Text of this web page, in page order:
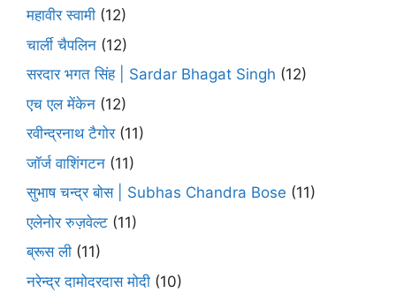
महावीर स्वामी (12)
चार्ली चैपलिन (12)
सरदार भगत सिंह | Sardar Bhagat Singh (12)
एच एल मेंकेन (12)
रवीन्द्रनाथ टैगोर(11)
जॉर्ज वाशिंगटन (11)
सुभाष चन्द्र बोस | Subhas Chandra Bose (11)
एलेनोर रुज़वेल्ट (11)
ब्रूस ली (11)
नरेन्द्र दामोदरदास मोदी (10)